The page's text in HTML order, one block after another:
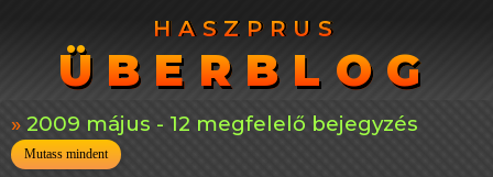
HASZPRUS
ÜBERBLOG
HASZPRUS
ÜBERBLOG
2009 május - 12 megfelelő bejegyzés
Mutass mindent